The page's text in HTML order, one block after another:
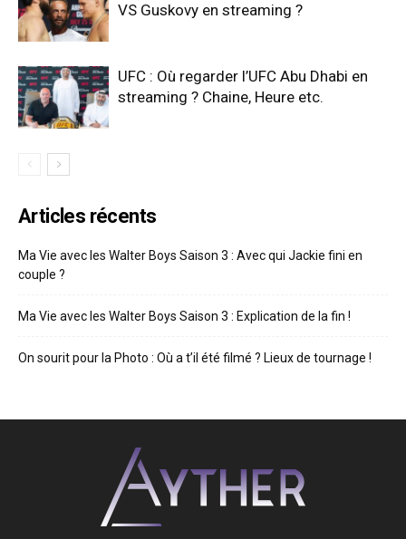
VS Guskovy en streaming ?
UFC : Où regarder l’UFC Abu Dhabi en
streaming ? Chaine, Heure etc.
Articles récents
Ma Vie avec les Walter Boys Saison 3 : Avec qui Jackie fini en
couple ?
Ma Vie avec les Walter Boys Saison 3 : Explication de la fin !
On sourit pour la Photo : Où a t’il été filmé ? Lieux de tournage !